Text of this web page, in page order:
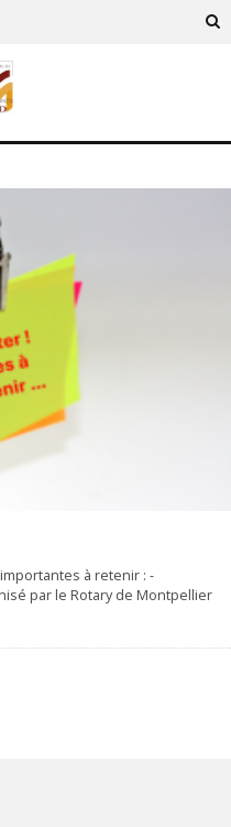
à retenir : -
par le Rotary de Montpellier